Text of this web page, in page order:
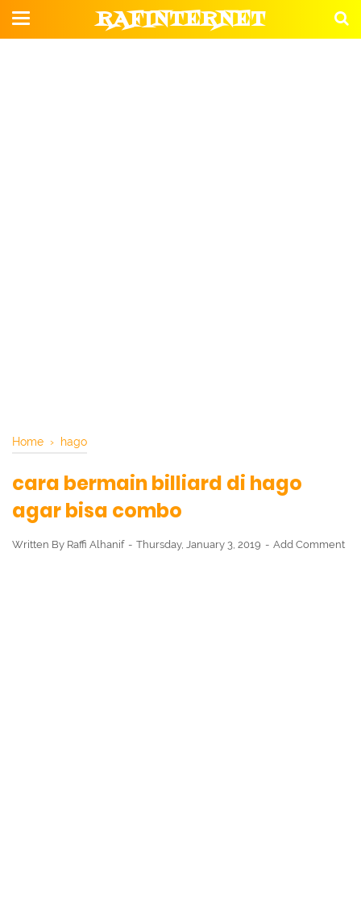
RAFINTERNET
Home › hago
cara bermain billiard di hago
agar bisa combo
Written By Raffi Alhanif Thursday, January 3, 2019 Add Comment